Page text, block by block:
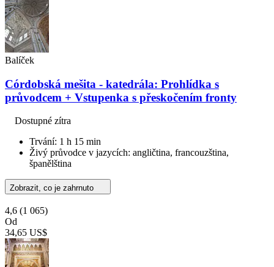
Balíček
Córdobská mešita - katedrála: Prohlídka s
průvodcem + Vstupenka s přeskočením fronty
Dostupné zítra
Trvání: 1 h 15 min
Živý průvodce v jazycích: angličtina, francouzština,
španělština
Zobrazit, co je zahrnuto
4,6 (1 065)
Od
34,65 US$